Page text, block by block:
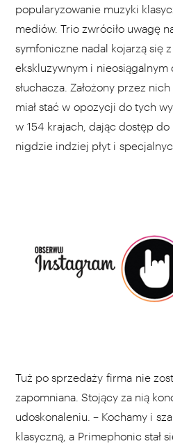
popularyzowanie muzyki
mediów. Trio zwróciło uwagę
symfoniczne nadal kojarzą się
ekskluzywnym i
słuchacza. Założony przez
miał stać w opozycji do tych
w 154 krajach, dając dostęp
nigdzie indziej płyt i
Tuż po sprzedaży firma nie
zapomniana. Stojący za nią
udoskonaleniu. – Kochamy i
klasyczną, a Primephonic stał